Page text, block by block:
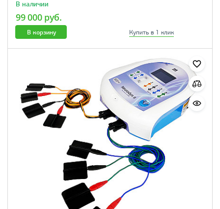
В наличии
99 000 руб.
В корзину Купить в 1 клик